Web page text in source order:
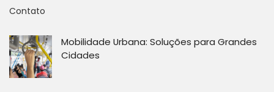
Contato
Mobilidade Urbana: Soluções para Grandes
Cidades